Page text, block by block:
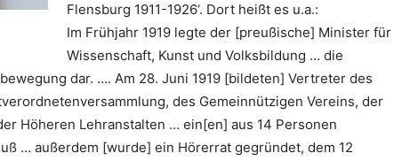
Flensburg 1911-1926‘. Dort heißt es u.a.:
Im Frühjahr 1919 legte der [preußische] Minister für
Wissenschaft, Kunst und Volksbildung … die
dar. …. Am 28. Juni 1919 [bildeten] Vertreter des
des Gemeinnützigen Vereins, der
Höheren Lehranstalten … ein[en] aus 14 Personen
… außerdem [wurde] ein Hörerrat gegründet, dem 12